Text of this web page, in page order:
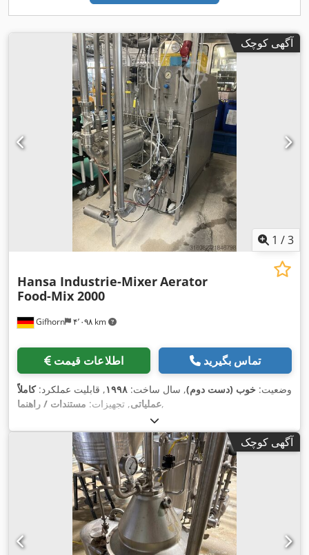
آگهی کوچک
1 /3
Gifhorn ۴٬۰۹۸ km
Hansa Industrie-MixerAerator
Food-Mix 2000
اطلاعات قیمت تماس بگیرید
وضعیت: خوب (دست دوم), سال ساخت: ۱۹۹۸, قابلیت عملکرد:کاملاً
عملیاتی, تجهیزات: مستندات / راهنما ,
آگهی کوچک